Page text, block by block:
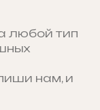
любой тип
нам, и